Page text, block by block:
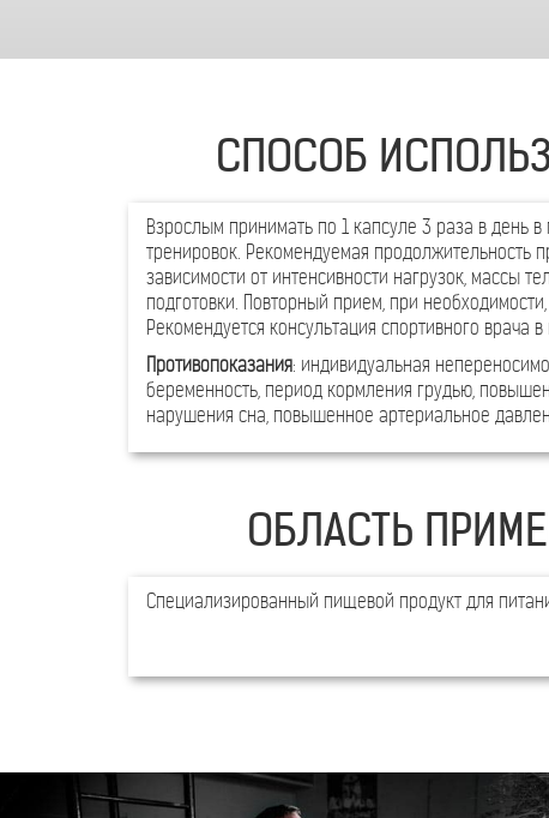
СПОСОБ
Взрослым принимать по 1 капсуле 3 раза в день
тренировок. Рекомендуемая продолжительность
зависимости от интенсивности нагрузок, массы
подготовки. Повторный прием, при
Рекомендуется консультация спортивного врача
Противопоказания: индивидуальная
беременность, период кормления грудью,
нарушения сна, повышенное артериальное
ОБЛАСТЬ
Специализированный пищевой продукт для